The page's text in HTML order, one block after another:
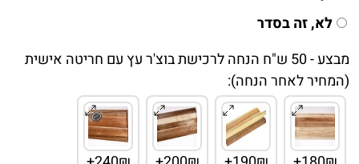
לא, זה בסדר
מבצע - 50 ש"ח הנחה לרכישת בוצ'ר עץ עם חריטה אישית
(המחיר לאחר הנחה):